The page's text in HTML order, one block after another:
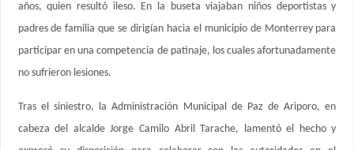
años, quien resultó ileso. En la buseta viajaban niños deportistas y
padres de familia que se dirigían hacia el municipio de Monterrey para
participar en una competencia de patinaje, los cuales afortunadamente
no sufrieron lesiones.
Tras el siniestro, la Administración Municipal de Paz de Ariporo, en
cabeza del alcalde Jorge Camilo Abril Tarache, lamentó el hecho y